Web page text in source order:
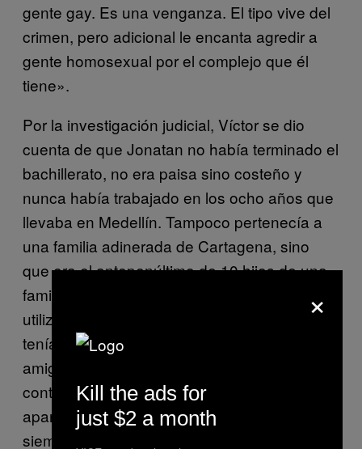
gente gay. Es una venganza. El tipo vive del
crimen, pero adicional le encanta agredir a
gente homosexual por el complejo que él
tiene».
Por la investigación judicial, Víctor se dio
cuenta de que Jonatan no había terminado el
bachillerato, no era paisa sino costeño y
nunca había trabajado en los ocho años que
llevaba en Medellín. Tampoco pertenecía a
una familia adinerada de Cartagena, sino
que era el antepenúltimo de 10 hijos de una
familia pobre. «Me di cuenta de que él me
utilizaba como aval para conocer más gente,
tenía muy buena química con todos mis
amigos. Algunos, cuando supieron todo, me
contaron que él les decía que vivía en el
apartamento de enseguida y que por eso
siempre coincidíamos en la rumba».
×
Kill the ads for
just $2 a month